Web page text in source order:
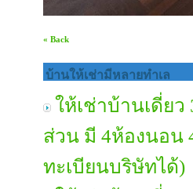
« Back
บ้านให้เช่ามีหลายทำเล
ให้เช่าบ้านเดี่ย
ส่วน มี 4ห้องนอน
ทะเบียนบริษัทได้)